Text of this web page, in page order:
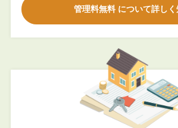
管理料無料 について詳しく